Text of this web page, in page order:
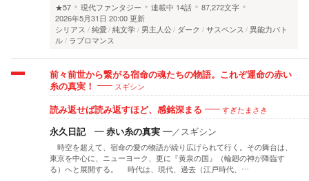
★57
現代ファンタジー 連載中 14話
87,272文字
2026年5月31日 20:00 更新
シリアス
純愛 純文学 男主人公 ダーク サスペンス
異能力バト
ル
ラブロマンス
前々前世から繋がる宿命の魂たちの物語。これぞ運命の赤い
糸の真実！
スギシン
読み返せば読み返すほど、感銘深まる すぎたまさき
永久日記 ― 赤い糸の真実 ―／ スギシン
時空を超えて、宿命の愛の物語が繰り広げられて行く。その舞台は、
東京を中心に、ニューヨーク、更に『黄泉の国』（輪廻の神が降臨す
る）へと展開する。 時代は、現代、過去（江戸時代、…